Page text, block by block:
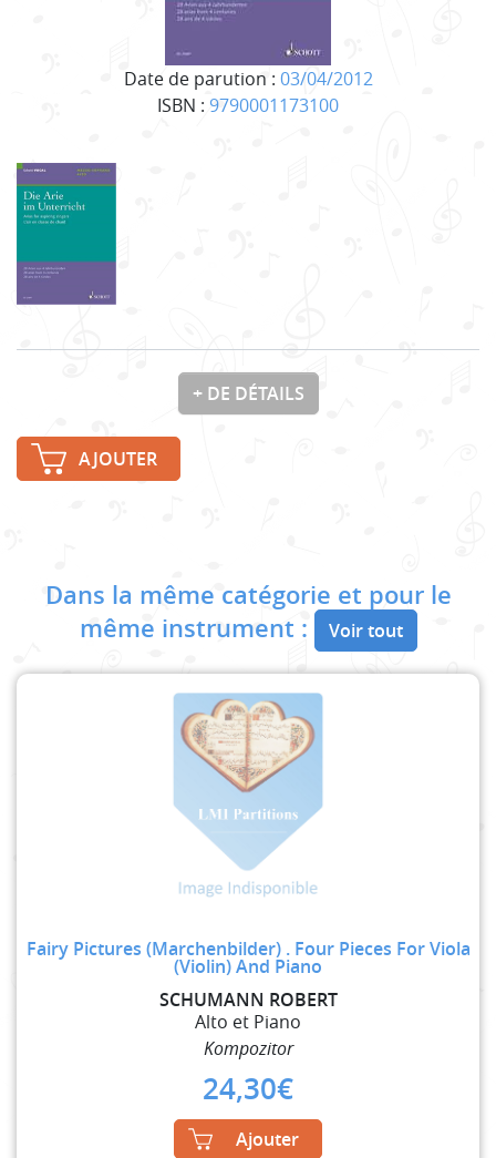
Date de parution : 03/04/2012
ISBN : 9790001173100
+ DE DÉTAILS
AJOUTER
Dans la même catégorie et pour le
même instrument :
Voir tout
Fairy Pictures (Marchenbilder) . Four Pieces For Viola
(Violin) And Piano
SCHUMANN ROBERT
Alto et Piano
Kompozitor
24,30€
Ajouter